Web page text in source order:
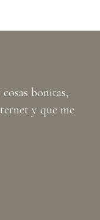
bonitas,
y que me